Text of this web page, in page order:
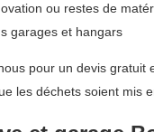
ou restes de
garages et hangars
pour un devis
les déchets soient mis